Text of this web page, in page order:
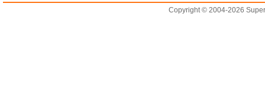
Copyright © 2004-2026